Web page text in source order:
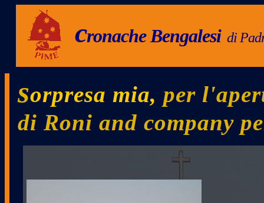
cronacheBengalesi di
sorpresa mia, per
di Roni and company